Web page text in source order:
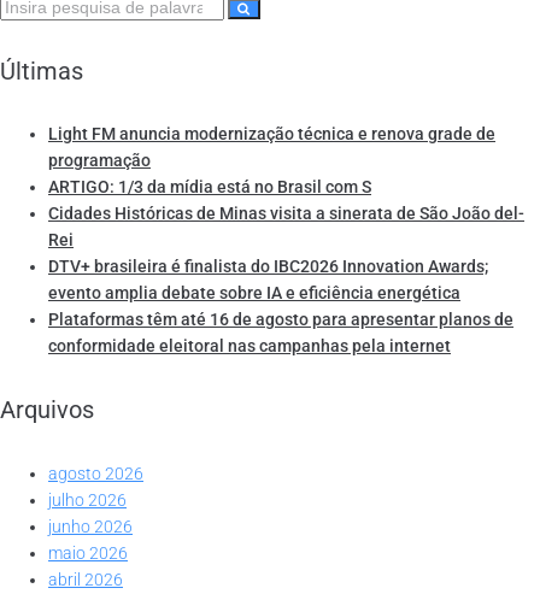
Últimas
Light FM anuncia modernização técnica e renova grade de
programação
ARTIGO: 1/3 da mídia está no Brasil com S
Cidades Históricas de Minas visita a sinerata de São João del-
Rei
DTV+ brasileira é finalista do IBC2026 Innovation Awards;
evento amplia debate sobre IA e eficiência energética
Plataformas têm até 16 de agosto para apresentar planos de
conformidade eleitoral nas campanhas pela internet
Arquivos
agosto 2026
julho 2026
junho 2026
maio 2026
abril 2026